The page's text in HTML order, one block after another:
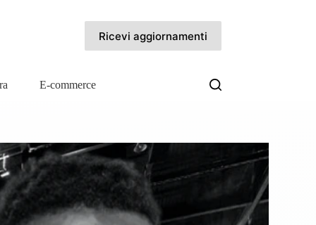
Ricevi aggiornamenti
E-commerce